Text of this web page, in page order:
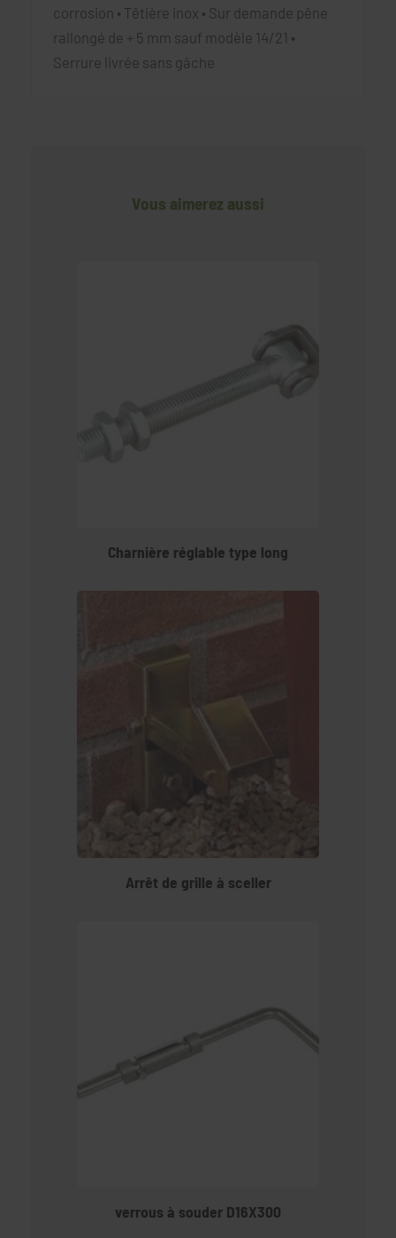
corrosion • Têtière inox • Sur demande pêne
rallongé de + 5 mm sauf modèle 14/21 •
Serrure livrée sans gâche
Vous aimerez aussi
Charnière réglable type long
Arrêt de grille à sceller
verrous à souder D16X300